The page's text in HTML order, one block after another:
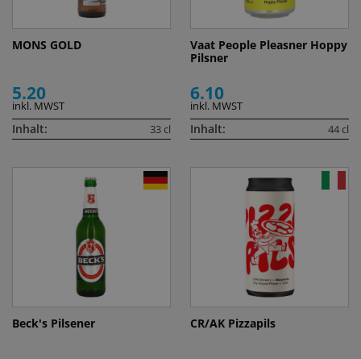
MONS GOLD
5.20
inkl. MWST
Inhalt: 33 cl
Vaat People Pleasner Hoppy
Pilsner
6.10
inkl. MWST
Inhalt: 44 cl
Beck's Pilsener CR/AK Pizzapils